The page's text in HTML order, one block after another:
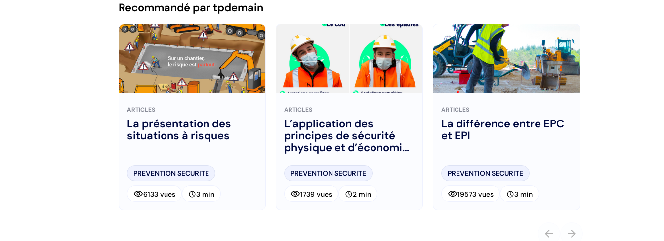
Recommandé par tpdemain
ARTICLES
La présentation des
situations à risques
PREVENTION SECURITE
visibility6133 vues schedule3 min
ARTICLES
L’application des
principes de sécurité
physique et d’économie
métier
PREVENTION SECURITE
visibility1739 vues schedule2 min
ARTICLES
La différence entre EPC
et EPI
PREVENTION SECURITE
visibility19573 vues schedule3 min
arrow_back arrow_forward